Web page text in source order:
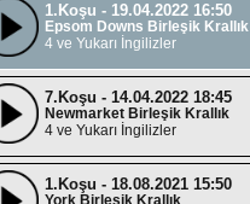
1.Koşu - 19.04.2022 16:50
Epsom Downs Birleşik Krallık
4 ve Yukarı İngilizler
7.Koşu - 14.04.2022 18:45
Newmarket Birleşik Krallık
4 ve Yukarı İngilizler
1.Koşu - 18.08.2021 15:50
York Birleşik Krallık